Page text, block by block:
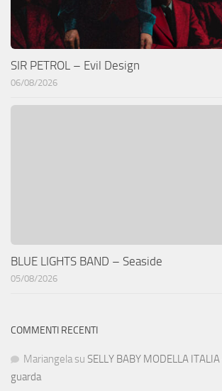
SIR PETROL – Evil Design
06/08/2026
BLUE LIGHTS BAND – Seaside
05/08/2026
COMMENTI RECENTI
Mariangela su SELLY BABY MODELLA
guarda